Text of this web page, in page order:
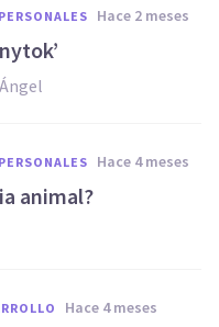
hace 2 meses
hace 4 meses
animal?
hace 4 meses